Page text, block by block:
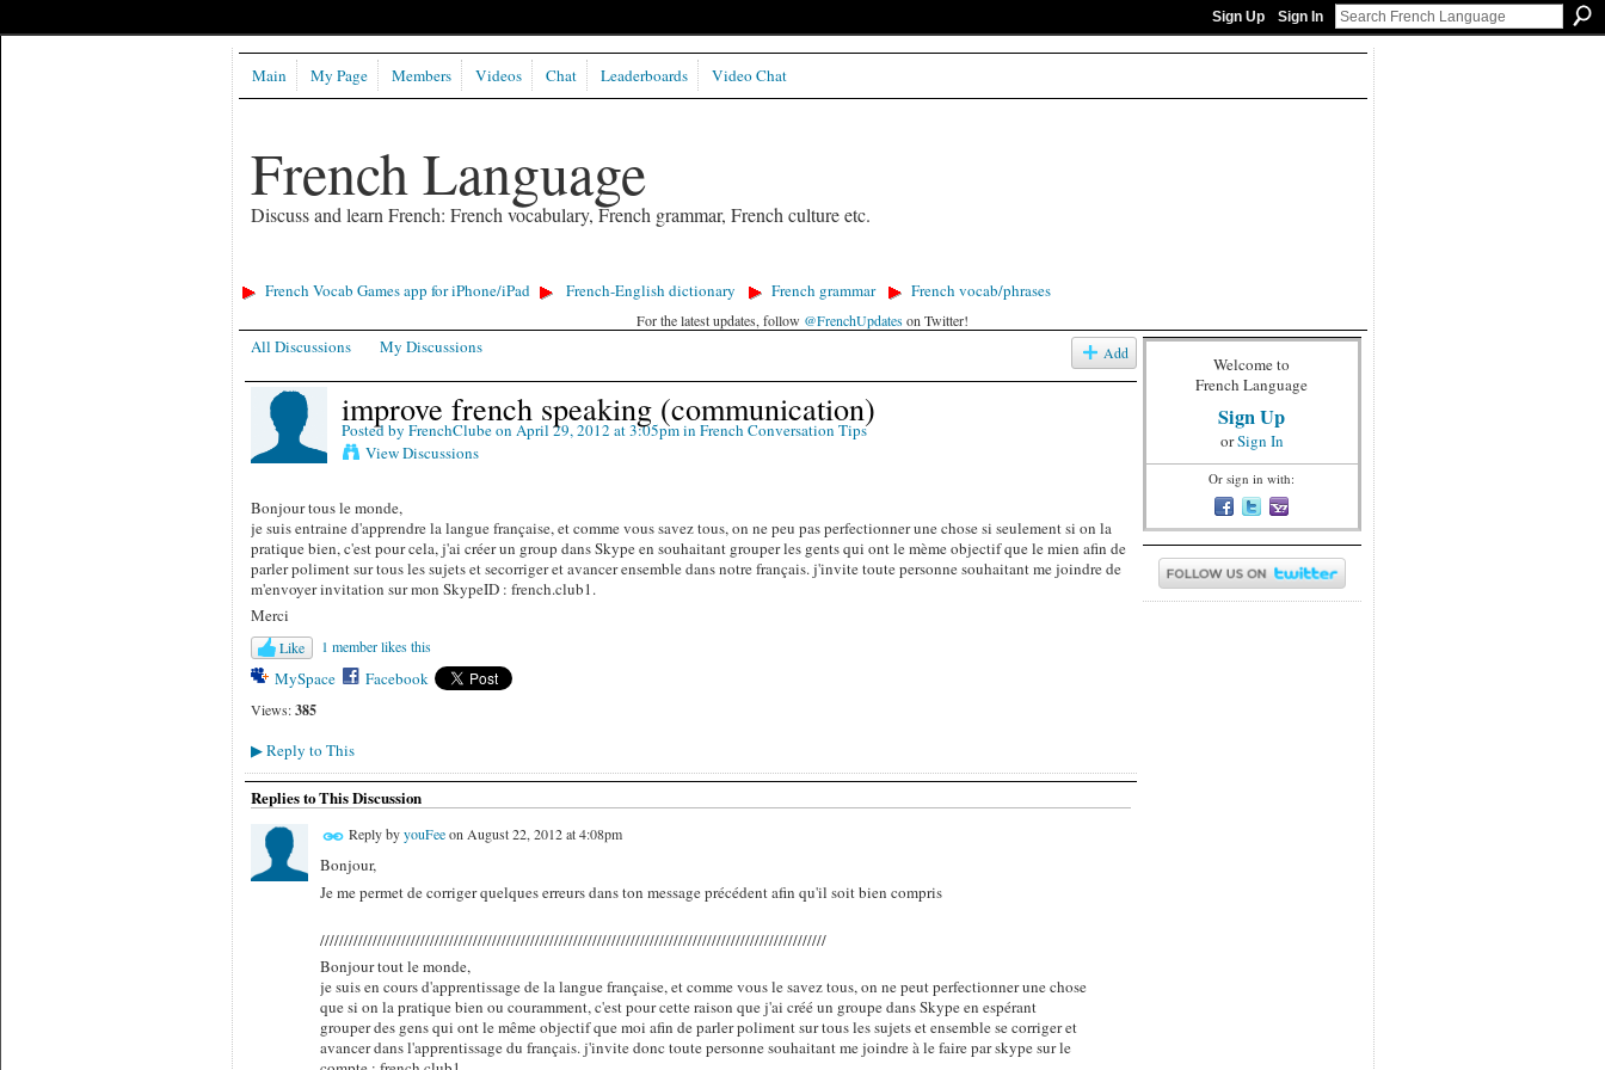
Sign Up Sign In
French Language
Discuss and learn French: French vocabulary, French grammar, French culture etc.
Main My Page Members Videos Chat Leaderboards Video Chat
French Vocab Games app for iPhone/iPad French-English dictionary French grammar French vocab/phrases
For the latest updates, follow @FrenchUpdateson Twitter!
All Discussions My Discussions Add
improve french speaking (communication)
Posted by FrenchClubeon April 29, 2012 at 3:05pm in French Conversation Tips
View Discussions
Bonjour tous le monde,
je suis entraine d'apprendre la langue française, et comme vous savez tous, on ne peu pas perfectionner une chose si seulement si on la
pratique bien, c'est pour cela, j'ai créer un group dans Skype en souhaitant grouper les gents qui ont le mème objectif que le mien afin de
parler poliment sur tous les sujets et secorriger et avancer ensemble dans notre français. j'invite toute personne souhaitant me joindre de
m'envoyer invitation sur mon SkypeID : french.club1.
Merci
Like 1 member likes this
MySpace Facebook
Views: 385
▶Reply to This
Replies to This Discussion
Reply byyouFeeonAugust 22, 2012 at 4:08pm
Bonjour,
Je me permet de corriger quelques erreurs dans ton message précédent afin qu'il soit bien compris
//////////////////////////////////////////////////////////////////////////////////////////////////////////
Bonjour tout le monde,
je suis en cours d'apprentissage de la langue française, et comme vous le savez tous, on ne peut perfectionner une chose
que si on la pratique bien ou couramment, c'est pour cette raison que j'ai créé un groupe dans Skype en espérant
grouper des gens qui ont le même objectif que moi afin de parler poliment sur tous les sujets et ensemble se corriger et
avancer dans l'apprentissage du français. j'invite donc toute personne souhaitant me joindre à le faire par skype sur le
Welcome to
French Language
Sign Up
orSign In
Or sign in with: